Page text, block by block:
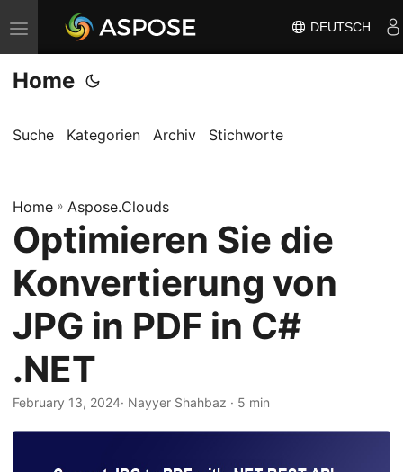
N
a
v
g
i
o
n
u
s
c
h
a
l
DEUTSCH
Home
Suche Kategorien Archiv Stichworte
Home » Aspose.Clouds
Optimieren Sie die
Konvertierung von
JPG in PDF in C#
.NET
February 13, 2024· Nayyer Shahbaz · 5 min